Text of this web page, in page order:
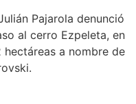
Pajarola denunció
al cerro Ezpeleta, en
hectáreas a nombre de